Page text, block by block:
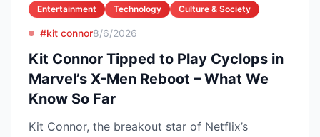
Entertainment Technology Culture & Society
#kit connor8/6/2026
Kit Connor Tipped to Play Cyclops in
Marvel’s X-Men Reboot – What We
Know So Far
Kit Connor, the breakout star of Netflix’s